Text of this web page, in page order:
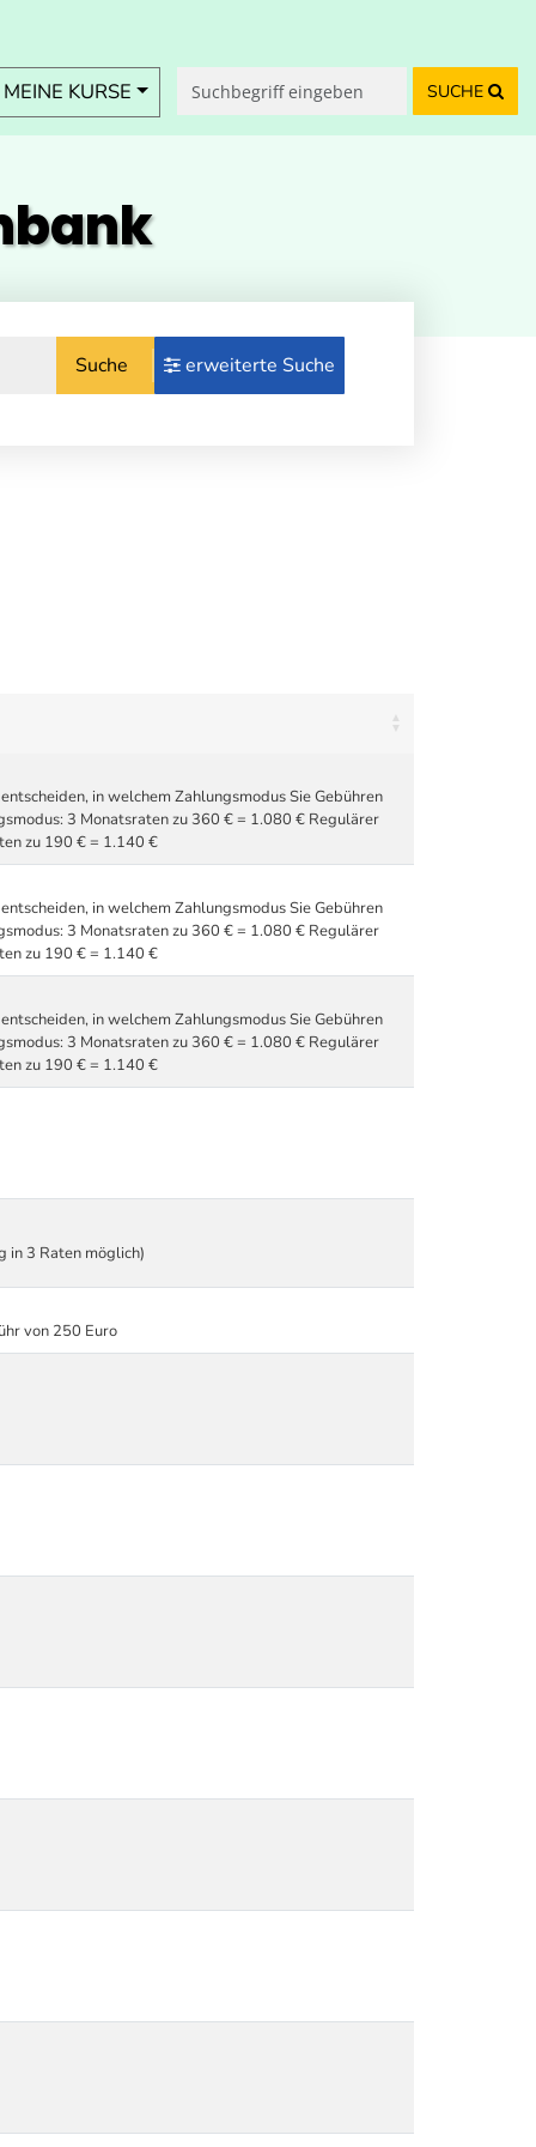
KURSE SUCHE
Suche erweiterte Suche
in welchem Zahlungsmodus Sie Gebühren
3 Monatsraten zu 360 € = 1.080 € Regulärer
zu 190 € = 1.140 €
in welchem Zahlungsmodus Sie Gebühren
3 Monatsraten zu 360 € = 1.080 € Regulärer
zu 190 € = 1.140 €
in welchem Zahlungsmodus Sie Gebühren
3 Monatsraten zu 360 € = 1.080 € Regulärer
zu 190 € = 1.140 €
in 3 Raten möglich)
von 250 Euro